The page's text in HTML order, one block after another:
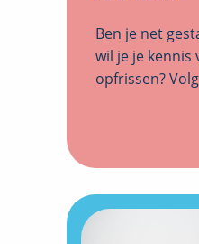
Ben je net
wil je je kennis
opfrissen?